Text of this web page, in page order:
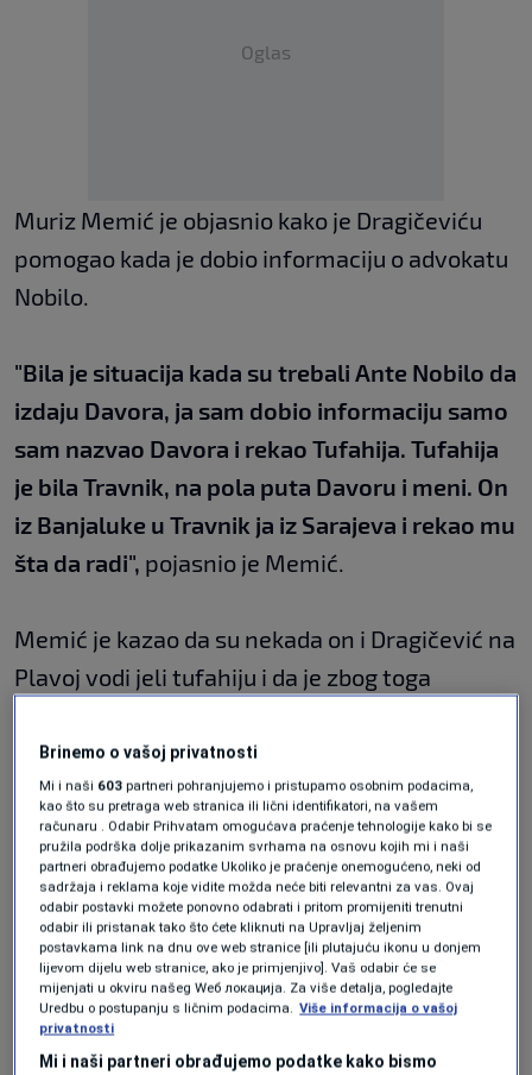
Oglas
Muriz Memić je objasnio kako je Dragičeviću
pomogao kada je dobio informaciju o advokatu
Nobilo.
"Bila je situacija kada su trebali Ante Nobilo da
izdaju Davora, ja sam dobio informaciju samo
sam nazvao Davora i rekao Tufahija. Tufahija
je bila Travnik, na pola puta Davoru i meni. On
iz Banjaluke u Travnik ja iz Sarajeva i rekao mu
šta da radi", pojasnio je Memić.
Memić je kazao da su nekada on i Dragičević na
Plavoj vodi jeli tufahiju i da je zbog toga
se njihovi razgovori prate i prisluškuju.
Dragičević je detalnije pojasnio o čemu se
radilo:
"Prilikom sastavljanja advokatskog tima meni
je sve bilo jasno i sumnjivo. Pitao sam Ifeta
Ferageta tebi jedino vjerujem budi s njima
mjesec, dva da potvrdiš moje sumnje. Rekao
Brinemo o vašoj privatnosti
Mi i naši 603 partneri pohranjujemo i pristupamo osobnim podacima,
kao što su pretraga web stranica ili lični identifikatori, na vašem
računaru . Odabir Prihvatam omogućava praćenje tehnologije kako bi se
pružila podrška dolje prikazanim svrhama na osnovu kojih mi i naši
partneri obrađujemo podatke Ukoliko je praćenje onemogućeno, neki od
sadržaja i reklama koje vidite možda neće biti relevantni za vas. Ovaj
odabir postavki možete ponovno odabrati i pritom promijeniti trenutni
odabir ili pristanak tako što ćete kliknuti na Upravljaj željenim
postavkama link na dnu ove web stranice [ili plutajuću ikonu u donjem
lijevom dijelu web stranice, ako je primjenjivo]. Vaš odabir će se
mijenjati u okviru našeg Wеб локација. Za više detalja, pogledajte
Uredbu o postupanju s ličnim podacima. Više informacija o vašoj
privatnosti
Mi i naši partneri obrađujemo podatke kako bismo